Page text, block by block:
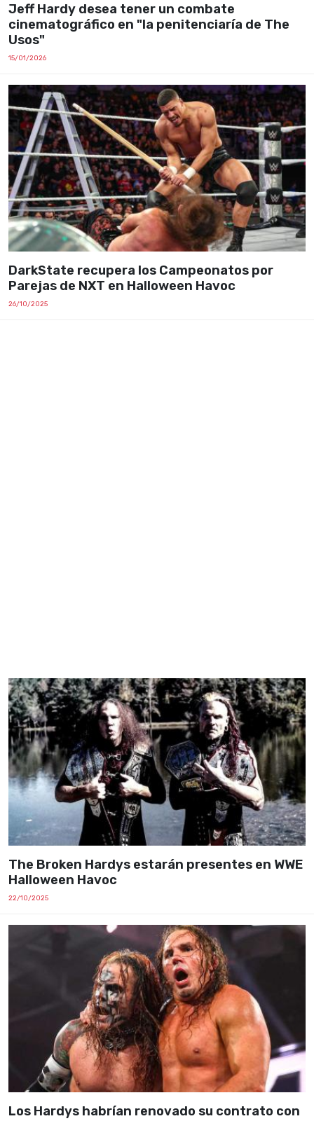
Jeff Hardy desea tener un combate
cinematográfico en "la penitenciaría de The
Usos"
15/01/2026
DarkState recupera los Campeonatos por
Parejas de NXT en Halloween Havoc
26/10/2025
The Broken Hardys estarán presentes en WWE
Halloween Havoc
22/10/2025
Los Hardys habrían renovado su contrato con